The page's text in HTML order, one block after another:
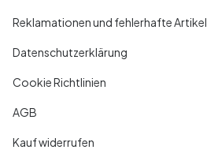
Reklamationen und fehlerhafte Artikel
Datenschutzerklärung
Cookie Richtlinien
AGB
Kauf widerrufen